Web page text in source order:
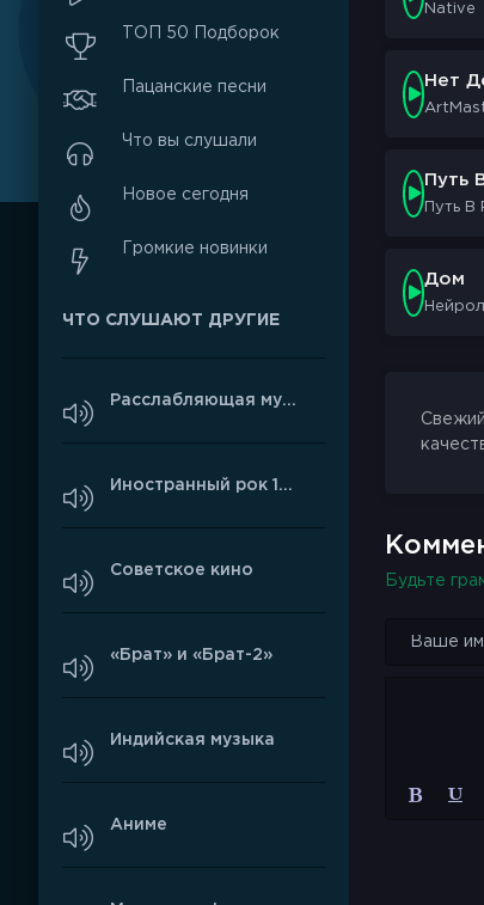
Native
Нет
Путь
Путь В
Дом
Будьте
ТОП 50 Подборок
Пацанские песни
Что вы слушали
Новое сегодня
Громкие новинки
ЧТО СЛУШАЮТ ДРУГИЕ
Расслабляющая музыка
Иностранный рок 1990-х
Советское кино
«Брат» и «Брат-2»
Индийская музыка
Аниме